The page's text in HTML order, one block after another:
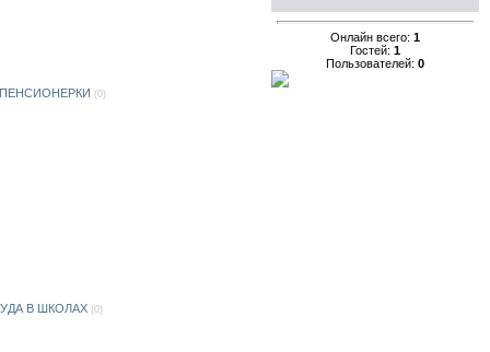
(0)
В ШКОЛАХ (0)
Онлайн всего: 1
Гостей: 1
Пользователей: 0